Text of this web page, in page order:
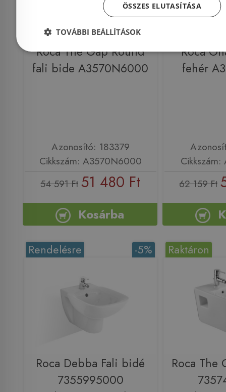
Roca The Gap Round
fali bide A3570N6000
Azonosító: 183379
Cikkszám: A3570N6000
54 591 Ft 51 480 Ft
Kosárba
Roca
fehér
62 159 Ft
-5%
Rendelésre
Roca Debba Fali bidé
7355995000
Raktáron
Roca The
ÖSSZES ELUTASÍTÁSA
TOVÁBBI BEÁLLÍTÁSOK